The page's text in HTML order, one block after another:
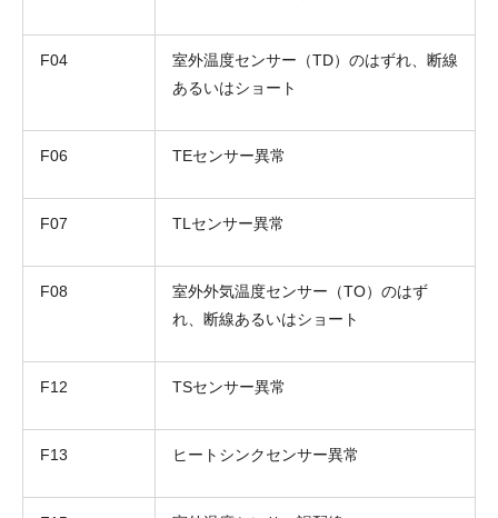
F04
室外温度センサー（TD）のはずれ、断線
あるいはショート
F06 TEセンサー異常
F07 TLセンサー異常
F08
室外外気温度センサー（TO）のはず
れ、断線あるいはショート
F12 TSセンサー異常
F13 ヒートシンクセンサー異常